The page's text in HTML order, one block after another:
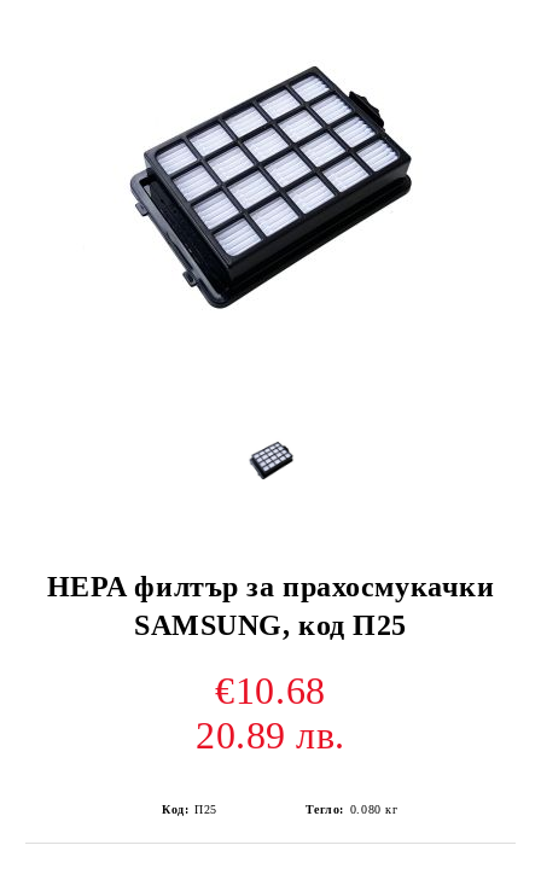
HEPA филтър за прахосмукачки
SAMSUNG, код П25
€10.68
20.89 лв.
Код: П25 Тегло: 0.080 кг